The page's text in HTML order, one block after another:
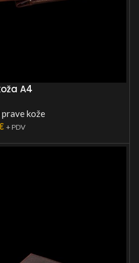
A4
kože
+ PDV